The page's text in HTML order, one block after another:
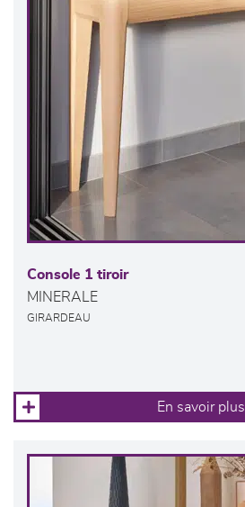
Console 1 tiroir
MINERALE
GIRARDEAU
En savoir plus